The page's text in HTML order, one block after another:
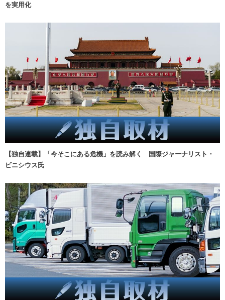
を実用化
【独自連載】「今そこにある危機」を読み解く 国際ジャーナリスト・
ビニシウス氏